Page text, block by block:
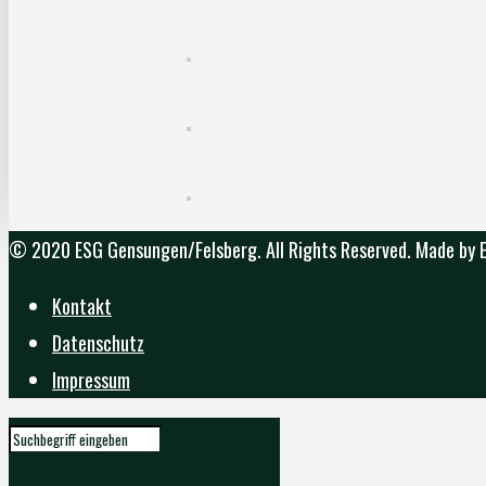
© 2020 ESG Gensungen/Felsberg. All Rights Reserved. Made by
Kontakt
Datenschutz
Impressum